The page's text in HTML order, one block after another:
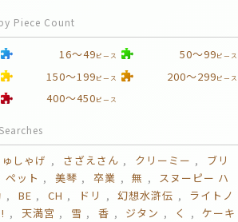
Piece Count
16～49ピース 50～99ピース
150～199ピース 200～299ピース
400～450ピース
しゃげ さざえさん クリーミー
ブリ
ペット 美琴 卒業 無
スヌーピー ハ
BE CH ドリ 幻想水滸伝
ライトノ
天満宮 雪 香 ジタン く
ケーキ